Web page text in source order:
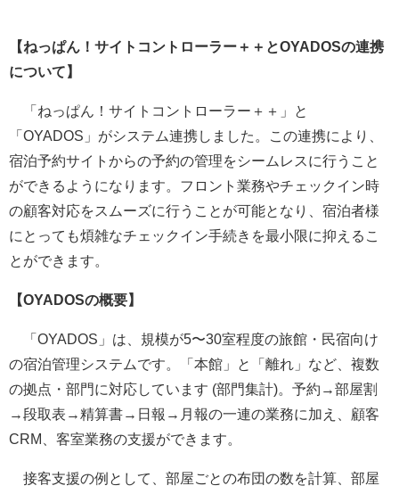
【ねっぱん！サイトコントローラー＋＋とOYADOSの連携
について】
「ねっぱん！サイトコントローラー＋＋」と
「OYADOS」がシステム連携しました。この連携により、
宿泊予約サイトからの予約の管理をシームレスに行うこと
ができるようになります。フロント業務やチェックイン時
の顧客対応をスムーズに行うことが可能となり、宿泊者様
にとっても煩雑なチェックイン手続きを最小限に抑えるこ
とができます。
【OYADOSの概要】
「OYADOS」は、規模が5〜30室程度の旅館・民宿向け
の宿泊管理システムです。「本館」と「離れ」など、複数
の拠点・部門に対応しています (部門集計)。予約→部屋割
→段取表→精算書→日報→月報の一連の業務に加え、顧客
CRM、客室業務の支援ができます。
接客支援の例として、部屋ごとの布団の数を計算、部屋